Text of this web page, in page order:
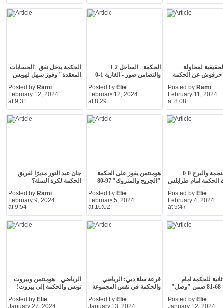
الحكمة يدخل نفق "الحسابات
المعقدة" وفوز سهل لهوبس
Posted by Rami
February 12, 2024
at 9:31
الحكمة - الساحل 2-1
والتضامن صور - الغازية 1-0
Posted by Elie
February 12, 2024
at 8:29
لمحاولة
حرفوش عن الحكمة
Posted by Rami
February 11, 2024
at 8:08
جان عبد النور مديرًا لفريق
الحكمة لكرة السلة؟
Posted by Rami
February 9, 2024
at 9:54
هومنتمن يفوز على الحكمة
"الجريح والمتروك" 97-80
Posted by Elie
February 5, 2024
at 10:02
تعادل النجمة والبرج 0-0
الحكمة امام طرابلس
Posted by Elie
February 4, 2024
at 9:47
الرياضي – هومنتمن وبيروت –
تونس والحكمة إلى بيروت!
Posted by Elie
January 27, 2024
قرعة سلة دبي: الرياضي
والحكمة في نفس المجموعة
Posted by Elie
January 13, 2024
للحكمة امام
Posted by Elie
January 12, 2024